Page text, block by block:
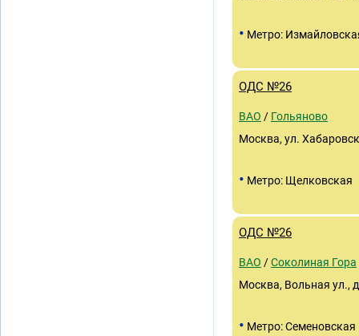
• Метро:
ОДС №26
ВАО / Гольяново
Москва, ул.
• Метро: Щелковская
ОДС №26
ВАО /Соколиная Гора
Москва, Вольная ул.,
• Метро: Семеновская